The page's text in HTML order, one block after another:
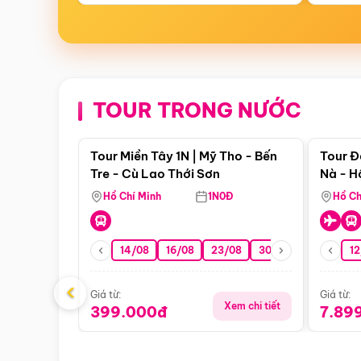
TOUR TRONG NƯỚC
Điểm nổi bật
Tour Miền Tây 1N | Mỹ Tho - Bến
Tre - Cù Lao Thới Sơn
Hồ Chí Minh 1N0Đ
14/08 16/08 23/08 30/08 06/09
Giá từ:
399.000đ Xem chi tiết
Tour
Nà -
Nha
Hồ
Giá từ:
‹